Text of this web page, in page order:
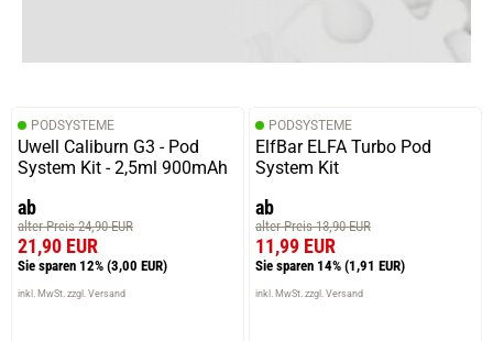
PODSYSTEME
Uwell Caliburn G3 - Pod
System Kit - 2,5ml 900mAh
ab
alter Preis 24,90 EUR
21,90 EUR
Sie sparen 12% (3,00 EUR)
inkl. MwSt. zzgl. Versand
PODSYSTEME
ElfBar ELFA Turbo Pod
System Kit
ab
alter Preis 13,90 EUR
11,99 EUR
Sie sparen 14% (1,91 EUR)
inkl. MwSt. zzgl. Versand